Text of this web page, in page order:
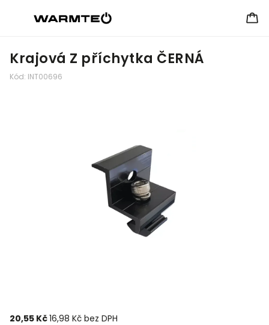
Krajová Z příchytka ČERNÁ
Kód: INT00696
20,55 Kč16,98 Kč bez DPH